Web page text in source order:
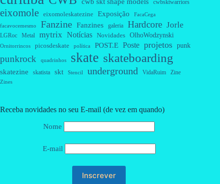
cwbsktwarriors
eixomole eixomoleskatezine Exposição FacaCega
facavocemesmo Fanzine Fanzines galeria Hardcore Jorle
LGRoc Metal mytrix Notícias Novidades OlhoWodzynski
Ornitorrincos picosdeskate política POST.E Poste projetos punk
punkrock quadrinhos skate skateboarding
skatezine skatista skt Stencil underground VidaRuim Zine
Zines
Receba novidades no seu E-mail (de vez em quando)
Nome
E-mail